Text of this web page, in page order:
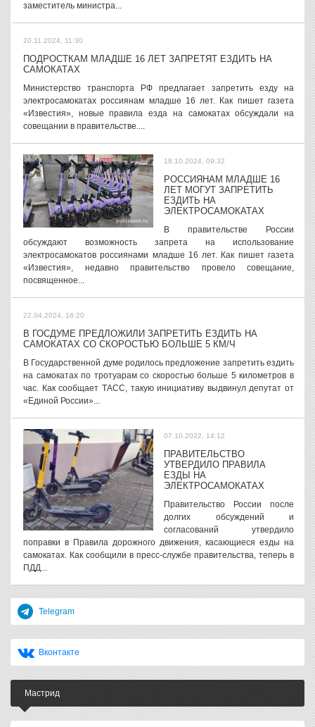
заместитель министра...
20.11.2024, 11:30
ПОДРОСТКАМ МЛАДШЕ 16 ЛЕТ ЗАПРЕТЯТ ЕЗДИТЬ НА
САМОКАТАХ
Министерство транспорта РФ предлагает запретить езду на
электросамокатах россиянам младше 16 лет. Как пишет газета
«Известия», новые правила езда на самокатах обсуждали на
совещании в правительстве....
18.10.2024, 09:32
РОССИЯНАМ МЛАДШЕ 16
ЛЕТ МОГУТ ЗАПРЕТИТЬ
ЕЗДИТЬ НА
ЭЛЕКТРОСАМОКАТАХ
В правительстве России
обсуждают возможность запрета на использование
электросамокатов россиянами младше 16 лет. Как пишет газета
«Известия», недавно правительство провело совещание,
посвященное...
22.04.2024, 16:20
В ГОСДУМЕ ПРЕДЛОЖИЛИ ЗАПРЕТИТЬ ЕЗДИТЬ НА
САМОКАТАХ СО СКОРОСТЬЮ БОЛЬШЕ 5 КМ/Ч
В Государственной думе родилось предложение запретить ездить
на самокатах по тротуарам со скоростью больше 5 километров в
час. Как сообщает ТАСС, такую инициативу выдвинул депутат от
«Единой России»...
07.10.2022, 14:12
ПРАВИТЕЛЬСТВО
УТВЕРДИЛО ПРАВИЛА
ЕЗДЫ НА
ЭЛЕКТРОСАМОКАТАХ
Правительство России после
долгих обсуждений и
согласований утвердило
поправки в Правила дорожного движения, касающиеся езды на
самокатах. Как сообщили в пресс-службе правительства, теперь в
ПДД...
Telegram
Вконтакте
Мастрид